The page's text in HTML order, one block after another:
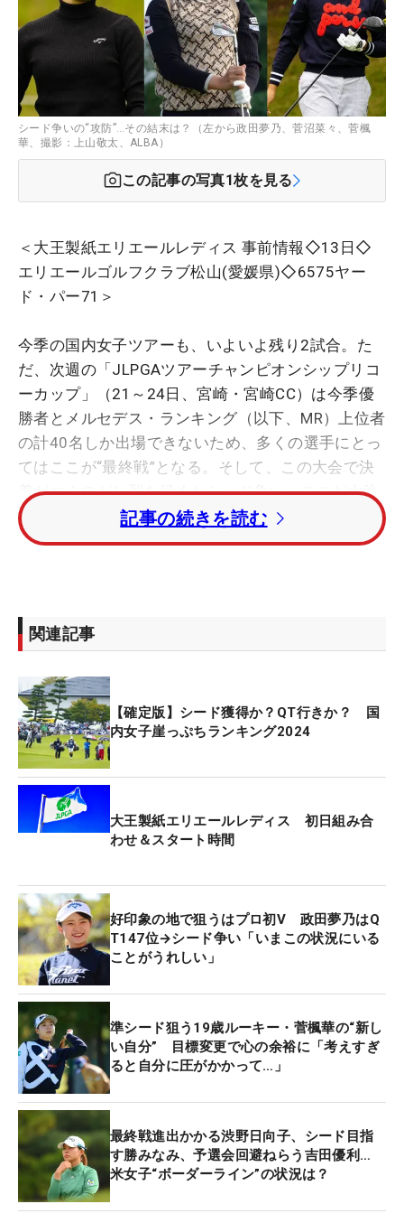
シード争いの“攻防”…その結末は？（左から政田夢乃、菅沼菜々、菅楓
華、撮影：上山敬太、ALBA）
この記事の写真1枚を見る
＜大王製紙エリエールレディス 事前情報◇13日◇
エリエールゴルフクラブ松山(愛媛県)◇6575ヤー
ド・パー71＞
今季の国内女子ツアーも、いよいよ残り2試合。た
だ、次週の「JLPGAツアーチャンピオンシップリコ
ーカップ」（21～24日、宮崎・宮崎CC）は今季優
勝者とメルセデス・ランキング（以下、MR）上位者
の計40名しか出場できないため、多くの選手にとっ
てはここが“最終戦”となる。そして、この大会で決
着がつくのがし烈を極めたシード争い。ここが大注
目ポイントになる。そこで大会開幕前に、改めて、
その現状をチェックしておこう。
＝翌年のフル出場権（一部大会を除く）のこと。国
内女子ツアーではMR50位までの選手が、その権利
ップ50は、いわば“一流の証”ともいえる。そして51
～55位で終えた選手は、来年の第1回リランキング
（優先出場順位入れ替え）までの出場権が手に入
る。そのため、この後に待ち構えるQT（予選会）は
回避できるが、来年のスタートから結果を残す必要
がある。
るのが4人。MR31位の鶴岡果恋、同33位の小林夢
果、同34位の小林光希、そして同47位のウー・チャ
イェン（台湾）だ。このなかでチャイェンは
455.18ptで最も50位に近い位置にいる。それでも昨
年の50位ライン（446.01pt）は突破しており、余
程、大きな変動がない限り圏内は守れそうだ。
そして、現在ボーダーライン上の50位にいるのが、
2018年以来のシード復帰がかかる木戸愛で、累計ポ
イントは433.21pt。つまり、これより下位の選手た
ちは、最低でもこのポイントを上回る必要がある。
木戸としても、絶対に抜かれたくないというプレッ
シャーがかかる位置だ。
記事の続きを読む
関連記事
【確定版】シード獲得か？QT行きか？ 国
内女子崖っぷちランキング2024
大王製紙エリエールレディス 初日組み合
わせ＆スタート時間
好印象の地で狙うはプロ初V 政田夢乃はQ
T147位→シード争い「いまこの状況にいる
ことがうれしい」
準シード狙う19歳ルーキー・菅楓華の“新し
い自分” 目標変更で心の余裕に「考えすぎ
ると自分に圧がかかって…」
最終戦進出かかる渋野日向子、シード目指
す勝みなみ、予選会回避ねらう吉田優利…
米女子“ボーダーライン”の状況は？